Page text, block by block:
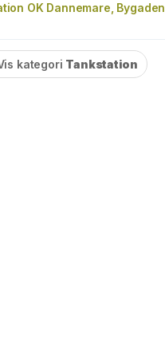
OK Dannemare, Bygaden
kategori Tankstation